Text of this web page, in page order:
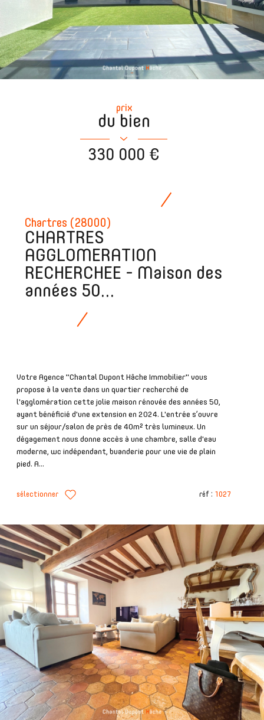
Chartres (28000)
CHARTRES
AGGLOMERATION
RECHERCHEE - Maison des
années 50...
Votre Agence "Chantal Dupont Hâche Immobilier" vous
propose à la vente dans un quartier recherché de
l'agglomération cette jolie maison rénovée des années 50,
ayant bénéficié d'une extension en 2024. L'entrée s’ouvre
sur un séjour/salon de près de 40m² très lumineux. Un
dégagement nous donne accès à une chambre, salle d'eau
moderne, wc indépendant, buanderie pour une vie de plain
pied. A...
prix
du bien
330 000 €
sélectionner réf : 1027